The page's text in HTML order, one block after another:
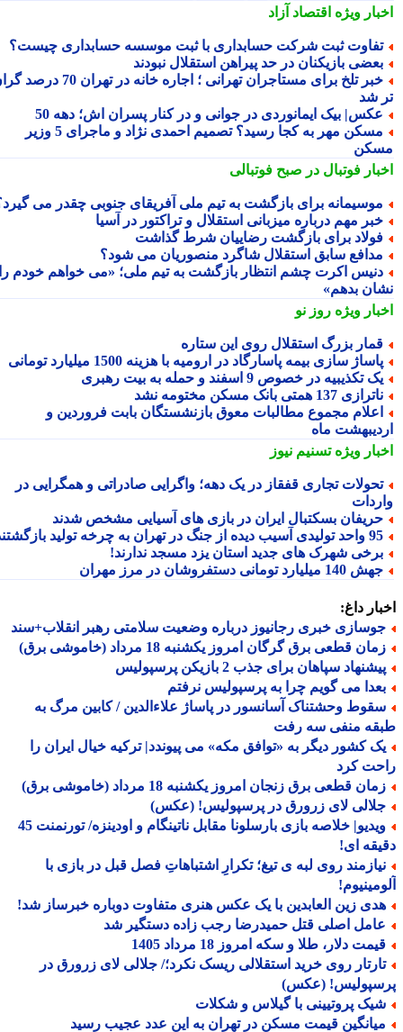
ویژهاقتصاد آزاد
ثبت شرکت حسابداری با ثبت موسسه حسابداری چیست؟
بازیکنان در حد پیراهن استقلال نبودند
خبر تلخ برای مستاجران تهرانی ؛ اجاره خانه در تهران 70 درصد گران
شد
بیک ایمانوردی در جوانی و در کنار پسران اش؛ دهه 50
مسکن مهر به کجا رسید؟ تصمیم احمدی نژاد و ماجرای 5 وزیر
فوتبال در صبح فوتبالی
برای بازگشت به تیم ملی آفریقای جنوبی چقدر می گیرد؟
مهم درباره میزبانی استقلال و تراکتور در آسیا
برای بازگشت رضاییان شرط گذاشت
سابق استقلال شاگرد منصوریان می شود؟
اکرت چشم انتظار بازگشت به تیم ملی؛ «می خواهم خودم را
بدهم»
ویژهروز نو
بزرگ استقلال روی این ستاره
سازی بیمه پاسارگاد در ارومیه با هزینه 1500 میلیارد تومانی
تکذیبیه در خصوص 9 اسفند و حمله به بیت رهبری
137 همتی بانک مسکن مختومه نشد
مجموع مطالبات معوق بازنشستگان بابت فروردین و
ماه
ویژهتسنیم نیوز
تجاری قفقاز در یک دهه؛ واگرایی صادراتی و همگرایی در
بسکتبال ایران در بازی های آسیایی مشخص شدند
دیده از جنگ در تهران به چرخه تولید بازگشتند
شهرک های جدید استان یزد مسجد ندارند!
میلیارد تومانی دستفروشان در مرز مهران
داغ:
خبری رجانیوز درباره وضعیت سلامتی رهبر انقلاب+سند
قطعی برق گرگان امروز یکشنبه 18 مرداد (خاموشی برق)
سپاهان برای جذب 2 بازیکن پرسپولیس
می گویم چرا به پرسپولیس نرفتم
وحشتناک آسانسور در پاساژ علاءالدین / کابین مرگ به
منفی سه رفت
کشور دیگر به «توافق مکه» می پیوندد| ترکیه خیال ایران را
کرد
قطعی برق زنجان امروز یکشنبه 18 مرداد (خاموشی برق)
لای زرورق در پرسپولیس! (عکس)
ویدیو| خلاصه بازی بارسلونا مقابل ناتینگام و اودینزه/ تورنمنت 45
ای!
روی لبه ی تیغ؛ تکرارِ اشتباهاتِ فصل قبل در بازی با
زین العابدین با یک عکس هنری متفاوت دوباره خبرساز شد!
اصلی قتل حمیدرضا رجب زاده دستگیر شد
دلار، طلا و سکه امروز 18 مرداد 1405
روی خرید استقلالی ریسک نکرد؛/ جلالی لای زرورق در
(عکس)
پروتیینی با گیلاس و شکلات
قیمت مسکن در تهران به این عدد عجیب رسید